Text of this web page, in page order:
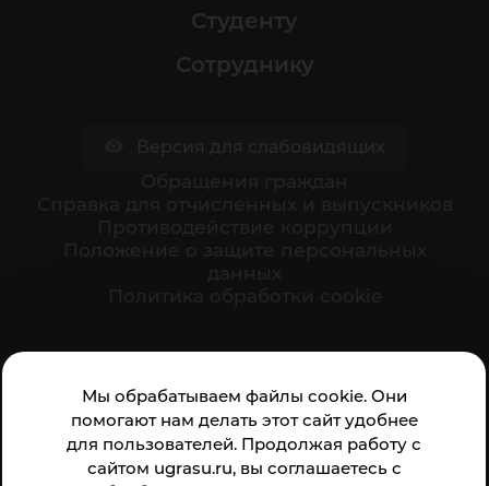
Мы обрабатываем файлы cookie. Они
помогают нам делать этот сайт удобнее
для пользователей. Продолжая работу с
сайтом ugrasu.ru, вы соглашаетесь с
Студенту
Сотруднику
организации: